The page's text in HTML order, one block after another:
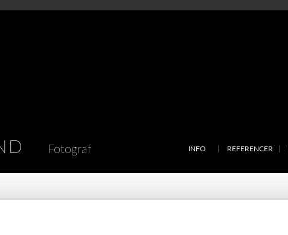
Fotograf INFO REFERENCER